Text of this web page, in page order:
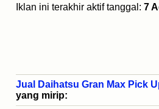
Iklan ini terakhir aktif tanggal: 7
Jual Daihatsu Gran Max Pick
yang mirip: